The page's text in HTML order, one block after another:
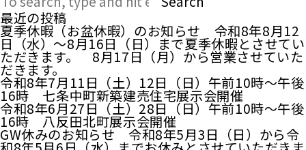
最近の投稿
夏季休暇（お盆休暇）のお知らせ 令和8年8月12
日（水）～8月16日（日）まで夏季休暇とさせてい
ただきます。 8月17日（月）から営業させていた
だきます。
令和8年7月11日（土）12日（日）午前10時～午後
16時 七条中町新築建売住宅展示会開催
令和8年6月27日（土）28日（日）午前10時～午後
16時 八反田北町展示会開催
GW休みのお知らせ 令和8年5月3日（日）から令